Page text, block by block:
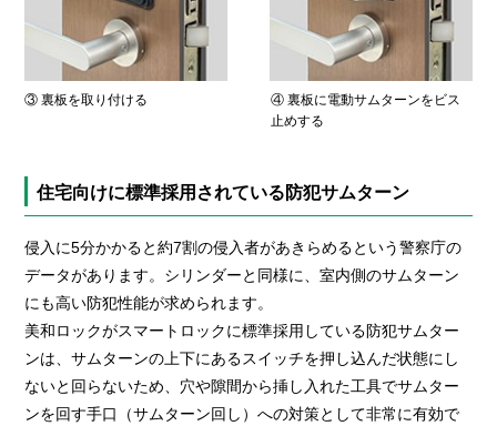
③ 裏板を取り付ける
④ 裏板に電動サムターンをビス
止めする
住宅向けに標準採用されている防犯サムターン
侵入に5分かかると約7割の侵入者があきらめるという警察庁の
データがあります。シリンダーと同様に、室内側のサムターン
にも高い防犯性能が求められます。
美和ロックがスマートロックに標準採用している防犯サムター
ンは、サムターンの上下にあるスイッチを押し込んだ状態にし
ないと回らないため、穴や隙間から挿し入れた工具でサムター
ンを回す手口（サムターン回し）への対策として非常に有効で